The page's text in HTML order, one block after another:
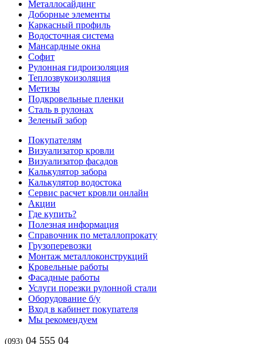
Металлосайдинг
Доборные элементы
Каркасный профиль
Водосточная система
Мансардные окна
Софит
Рулонная гидроизоляция
Теплозвукоизоляция
Метизы
Подкровельные пленки
Сталь в рулонах
Зеленый забор
Покупателям
Визуализатор кровли
Визуализатор фасадов
Калькулятор забора
Калькулятор водостока
Сервис расчет кровли онлайн
Акции
Где купить?
Полезная информация
Справочник по металлопрокату
Грузоперевозки
Монтаж металлоконструкций
Кровельные работы
Фасадные работы
Услуги порезки рулонной стали
Оборудование б/у
Вход в кабинет покупателя
Мы рекомендуем
(093) 04 555 04